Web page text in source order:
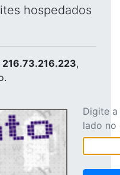
hospedados
216.73.216.223,
Digite
lado no